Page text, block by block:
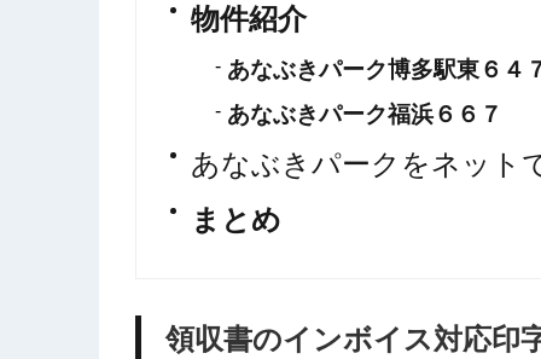
物件紹介
あなぶきパーク博多駅東６４
あなぶきパーク福浜６６７
あなぶきパークをネット
まとめ
領収書のインボイス対応印